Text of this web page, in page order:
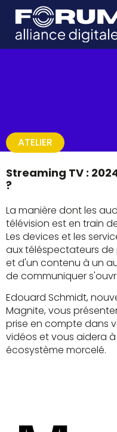
ATELIER
Streaming TV :
?
La manière dont les
télévision est en train
Les devices et les
aux téléspectateurs
et d'un contenu à un
de communiquer
Edouard Schmidt,
Magnite, vous
prise en compte dans
vidéos et vous aidera
écosystème morcelé.